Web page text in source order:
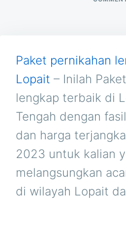
Paket pernikahan
Lopait – Inilah
lengkap terbaik di
Tengah dengan
dan harga
2023 untuk kalian
melangsungkan
di wilayah Lopait